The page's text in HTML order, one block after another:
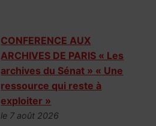
CONFERENCE AUX
ARCHIVES DE PARIS « Les
archives du Sénat » « Une
ressource qui reste à
exploiter »
le 7 août 2026